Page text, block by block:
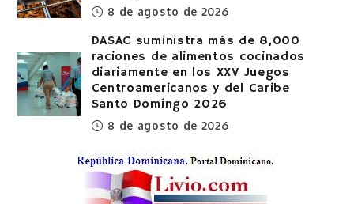
8 de agosto de 2026
DASAC suministra más de 8,000
raciones de alimentos cocinados
diariamente en los XXV Juegos
Centroamericanos y del Caribe
Santo Domingo 2026
8 de agosto de 2026